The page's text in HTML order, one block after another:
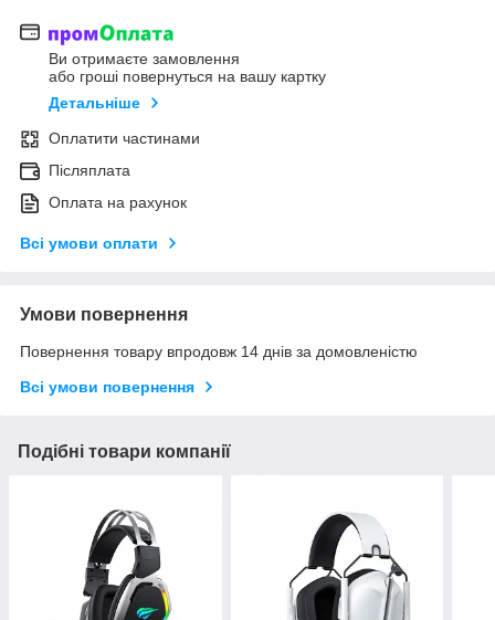
Ви отримаєте замовлення
або гроші повернуться на вашу картку
Детальніше
Оплатити частинами
Післяплата
Оплата на рахунок
Всі умови оплати
Умови повернення
Повернення товару впродовж 14 днів за домовленістю
Всі умови повернення
Подібні товари компанії